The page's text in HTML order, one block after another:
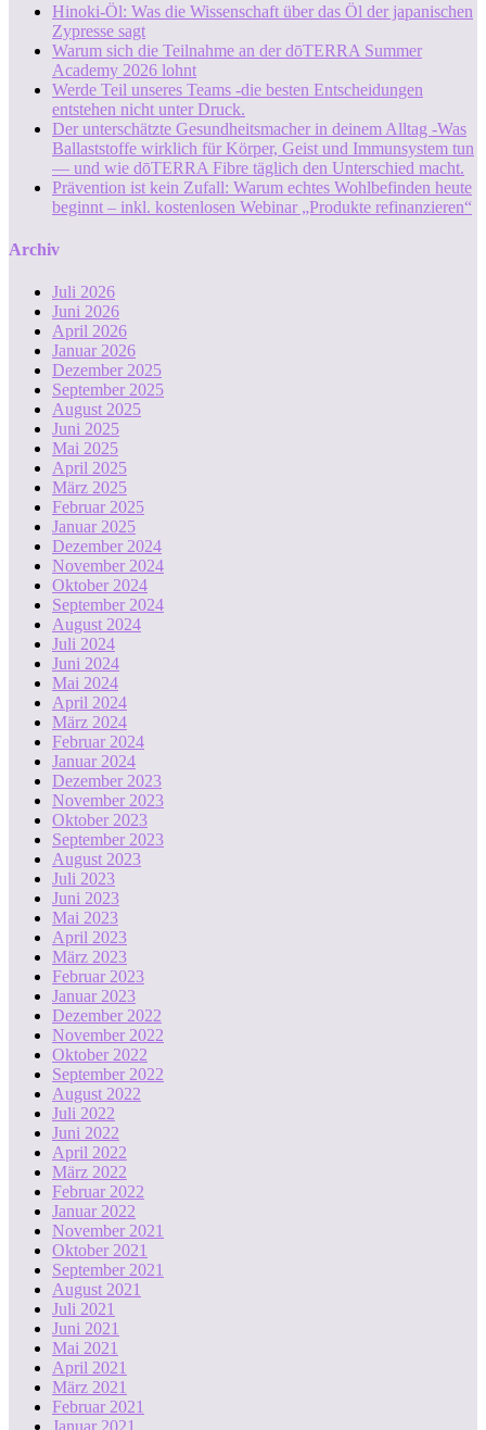
Hinoki-Öl: Was die Wissenschaft über das Öl der japanischen
Zypresse sagt
Warum sich die Teilnahme an der dōTERRA Summer
Academy 2026 lohnt
Werde Teil unseres Teams -die besten Entscheidungen
entstehen nicht unter Druck.
Der unterschätzte Gesundheitsmacher in deinem Alltag -Was
Ballaststoffe wirklich für Körper, Geist und Immunsystem tun
— und wie dōTERRA Fibre täglich den Unterschied macht.
Prävention ist kein Zufall: Warum echtes Wohlbefinden heute
beginnt – inkl. kostenlosen Webinar „Produkte refinanzieren“
Archiv
Juli 2026
Juni 2026
April 2026
Januar 2026
Dezember 2025
September 2025
August 2025
Juni 2025
Mai 2025
April 2025
März 2025
Februar 2025
Januar 2025
Dezember 2024
November 2024
Oktober 2024
September 2024
August 2024
Juli 2024
Juni 2024
Mai 2024
April 2024
März 2024
Februar 2024
Januar 2024
Dezember 2023
November 2023
Oktober 2023
September 2023
August 2023
Juli 2023
Juni 2023
Mai 2023
April 2023
März 2023
Februar 2023
Januar 2023
Dezember 2022
November 2022
Oktober 2022
September 2022
August 2022
Juli 2022
Juni 2022
April 2022
März 2022
Februar 2022
Januar 2022
November 2021
Oktober 2021
September 2021
August 2021
Juli 2021
Juni 2021
Mai 2021
April 2021
März 2021
Februar 2021